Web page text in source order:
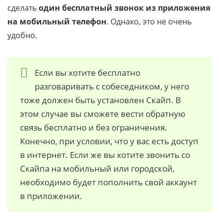
сделатьодин бесплатный звонок из приложения
на мобильный телефон. Однако, это не очень
удобно.
Если вы хотите бесплатно
разговаривать с собеседником, у него
тоже должен быть установлен Скайп. В
этом случае вы сможете вести обратную
связь бесплатно и без ограничения.
Конечно, при условии, что у вас есть доступ
в интернет. Если же вы хотите звонить со
Скайпа на мобильный или городской,
необходимо будет пополнить свой аккаунт
в приложении.